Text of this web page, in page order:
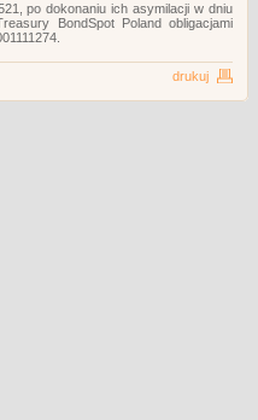
po dokonaniu ich asymilacji w dniu
BondSpot Poland obligacjami
drukuj